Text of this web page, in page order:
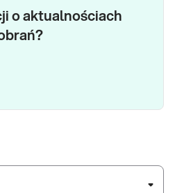
o aktualnościach